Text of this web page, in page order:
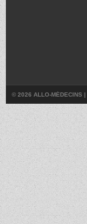
© 2026 ALLO-MÉDECINS |